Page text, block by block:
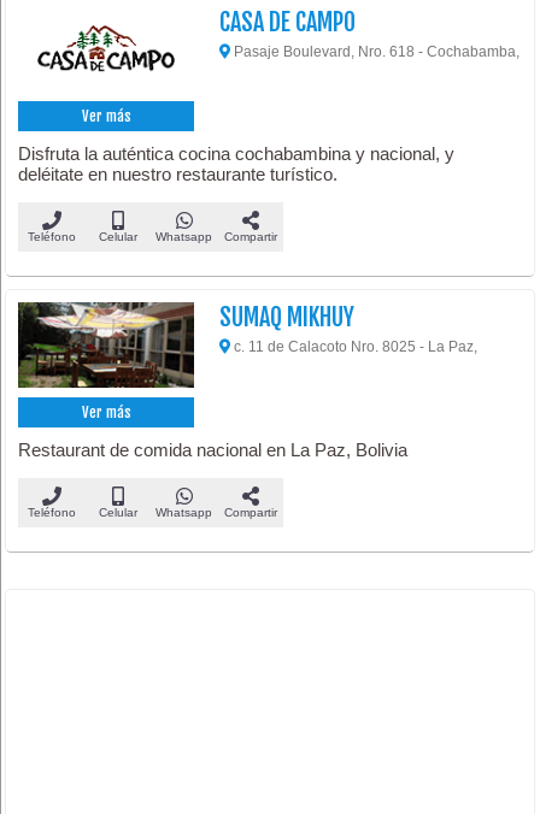
Ver más
CASA DE CAMPO
Pasaje Boulevard, Nro. 618 - Cochabamba,
Disfruta la auténtica cocina cochabambina y nacional, y
deléitate en nuestro restaurante turístico.
Teléfono Celular Whatsapp Compartir
Ver más
SUMAQ MIKHUY
c. 11 de Calacoto Nro. 8025 - La Paz,
Restaurant de comida nacional en La Paz, Bolivia
Teléfono Celular Whatsapp Compartir